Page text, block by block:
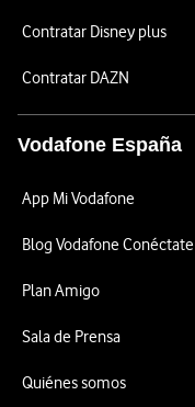
Contratar Disney plus
Contratar DAZN
Vodafone España
App Mi Vodafone
Blog Vodafone Conéctate
Plan Amigo
Sala de Prensa
Quiénes somos